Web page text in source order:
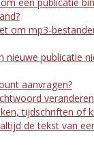
om mp3-
publicatie
aanvragen?
tijdschriften of
de tekst van